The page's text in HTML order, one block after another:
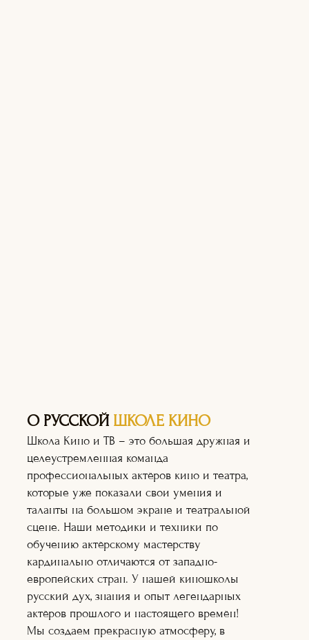
О РУССКОЙ ШКОЛЕ КИНО
Школа Кино и ТВ – это большая дружная и
целеустремленная команда
профессиональных актёров кино и театра,
которые уже показали свои умения и
таланты на большом экране и театральной
сцене. Наши методики и техники по
обучению актёрскому мастерству
кардинально отличаются от западно-
европейских стран. У нашей киношколы
русский дух, знания и опыт легендарных
актёров прошлого и настоящего времён!
Мы создаем прекрасную атмосферу, в